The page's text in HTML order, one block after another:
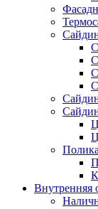
Внутренняя